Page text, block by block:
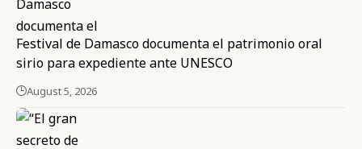
Festival de Damasco documenta el patrimonio oral
sirio para expediente ante UNESCO
August 5, 2026